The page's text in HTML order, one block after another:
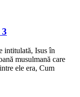
intitulată, Isus în
musulmană care
ele era, Cum